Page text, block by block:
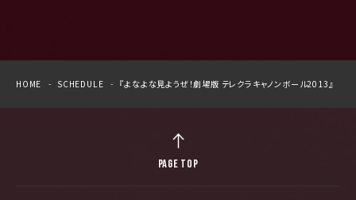
HOME SCHEDULE 『よなよな見ようぜ！劇場版 テレクラキャノンボール2013』
PAGE TOP